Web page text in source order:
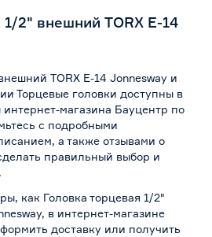
1/2" внешний TORX Е-14
TORX Е-14 Jonnesway и
Торцевые головки доступны в
магазина Бауцентр по
с подробными
а также отзывами о
правильный выбор и
как Головка торцевая 1/2"
в интернет-магазине
доставку или получить